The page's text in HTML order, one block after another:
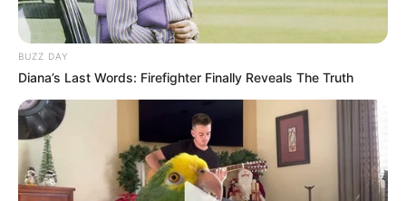
BUZZ DAY
Diana’s Last Words: Firefighter Finally Reveals The Truth